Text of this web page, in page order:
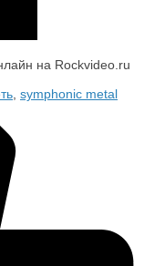
на Rockvideo.ru
symphonic metal